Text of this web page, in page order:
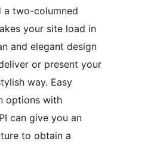
a two-columned
your site load in
and elegant design
or present your
way. Easy
options with
can give you an
to obtain a